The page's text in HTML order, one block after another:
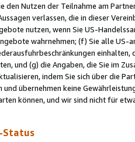
den Nutzen der Teilnahme am
verlassen, die in dieser
nutzen, wenn Sie US-
wahrnehmen; (f) Sie alle
und (g) die Angaben, die Sie im
indem Sie sich über die
und übernehmen keine
können, und wir sind nicht für
Status